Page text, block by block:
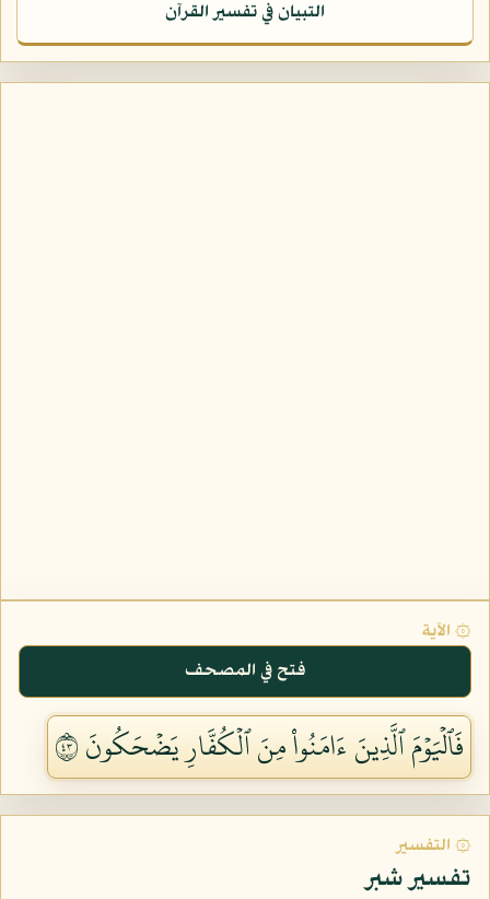
التبيان في تفسير القرآن
۞ الآية
فتح في المصحف
فَٱلۡيَوۡمَ ٱلَّذِينَ ءَامَنُواْ مِنَ ٱلۡكُفَّارِ يَضۡحَكُونَ ٣٤
۞ التفسير
تفسير شبر